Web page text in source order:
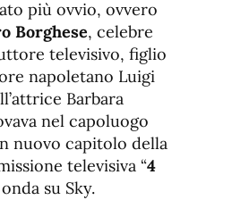
fuente.
più ovvio, ovvero
Borghese, celebre
televisivo, figlio
napoletano Luigi
Barbara
nel capoluogo
nuovo capitolo della
televisiva “4
su Sky.